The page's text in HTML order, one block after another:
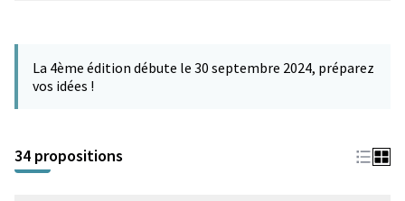
−
La 4ème édition débute le 30 septembre 2024, préparez
vos idées !
34 propositions